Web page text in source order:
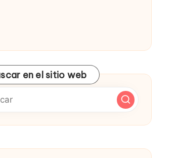
en el sitio web